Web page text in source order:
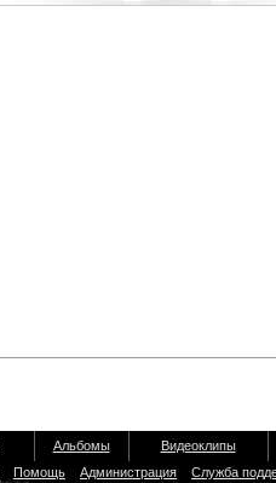
Альбомы
Видеоклипы
Помощь Администрация Служба